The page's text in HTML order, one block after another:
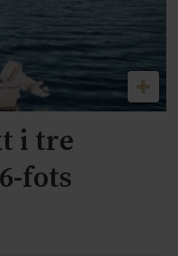
i tre
fots